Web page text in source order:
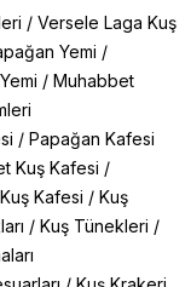
/ Versele Laga Kuş
Yemi /
/ Muhabbet
/ Papağan Kafesi
Kuş Kafesi /
Kafesi / Kuş
/ Kuş Tünekleri /